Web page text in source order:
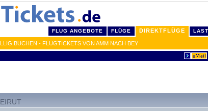
FLUG ANGEBOTE FLÜGE DIREKTFLÜGE
BUCHEN - FLUGTICKETS VON AMM NACH BEY